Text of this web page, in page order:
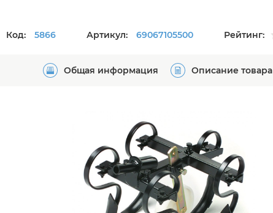
Код: 5866 Артикул: 69067105500 Рейтинг:
Общая информация Описание товара